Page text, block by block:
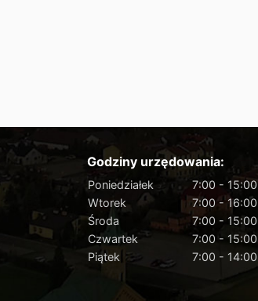
Godziny urzędowania:
Poniedziałek
7:00 - 15:00
Wtorek
7:00 - 16:00
Środa
7:00 - 15:00
Czwartek
7:00 - 15:00
Piątek
7:00 - 14:00